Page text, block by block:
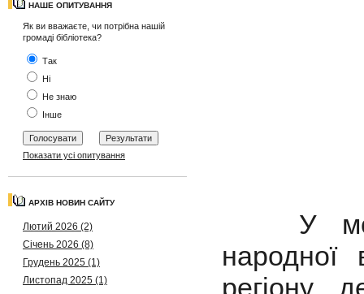
НАШЕ ОПИТУВАННЯ
Як ви вважаєте, чи потрібна нашій
громаді бібліотека?
Так
Ні
Не знаю
Інше
Показати усі опитування
АРХІВ НОВИН САЙТУ
Лютий 2026 (2)
Січень 2026 (8)
Грудень 2025 (1)
Листопад 2025 (1)
У
народної
регіону,